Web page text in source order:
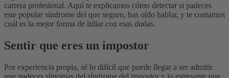
carrera profesional. Aquí te explicamos cómo detectar si padeces
este popular síndrome del que seguro, has oído hablar, y te contamos
cuál es la mejor forma de lidiar con esas dudas.
Sentir que eres un impostor
Por experiencia propia, sé lo difícil que puede llegar a ser admitir
que padeces síntomas del síndrome del impostor y lo estresante que